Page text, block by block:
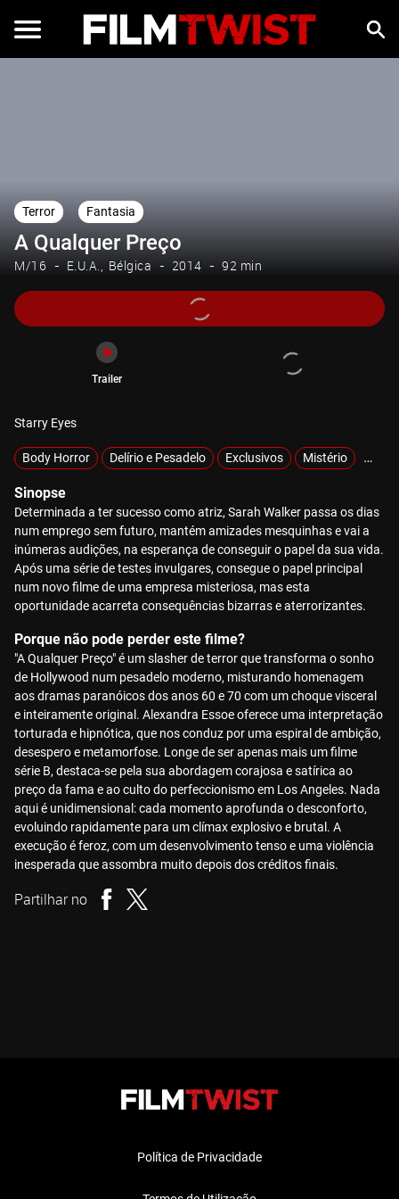
Terror Fantasia
A Qualquer Preço
M/16 E.U.A. Bélgica 2014 92 min
Trailer
Starry Eyes
Body Horror Delírio e Pesadelo Exclusivos Mistério
Sinopse
Determinada a ter sucesso como atriz, Sarah Walker passa os dias
num emprego sem futuro, mantém amizades mesquinhas e vai a
inúmeras audições, na esperança de conseguir o papel da sua vida.
Após uma série de testes invulgares, consegue o papel principal
num novo filme de uma empresa misteriosa, mas esta
oportunidade acarreta consequências bizarras e aterrorizantes.
Porque não pode perder este filme?
"A Qualquer Preço" é um slasher de terror que transforma o sonho
de Hollywood num pesadelo moderno, misturando homenagem
aos dramas paranóicos dos anos 60 e 70 com um choque visceral
e inteiramente original. Alexandra Essoe oferece uma interpretação
torturada e hipnótica, que nos conduz por uma espiral de ambição,
desespero e metamorfose. Longe de ser apenas mais um filme
série B, destaca-se pela sua abordagem corajosa e satírica ao
preço da fama e ao culto do perfeccionismo em Los Angeles. Nada
aqui é unidimensional: cada momento aprofunda o desconforto,
evoluindo rapidamente para um clímax explosivo e brutal. A
execução é feroz, com um desenvolvimento tenso e uma violência
inesperada que assombra muito depois dos créditos finais.
Partilhar no
Política de Privacidade